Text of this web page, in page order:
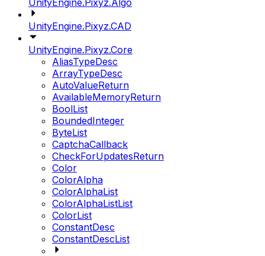
UnityEngine.Pixyz.Algo
UnityEngine.Pixyz.CAD
UnityEngine.Pixyz.Core
AliasTypeDesc
ArrayTypeDesc
AutoValueReturn
AvailableMemoryReturn
BoolList
BoundedInteger
ByteList
CaptchaCallback
CheckForUpdatesReturn
Color
ColorAlpha
ColorAlphaList
ColorAlphaListList
ColorList
ConstantDesc
ConstantDescList